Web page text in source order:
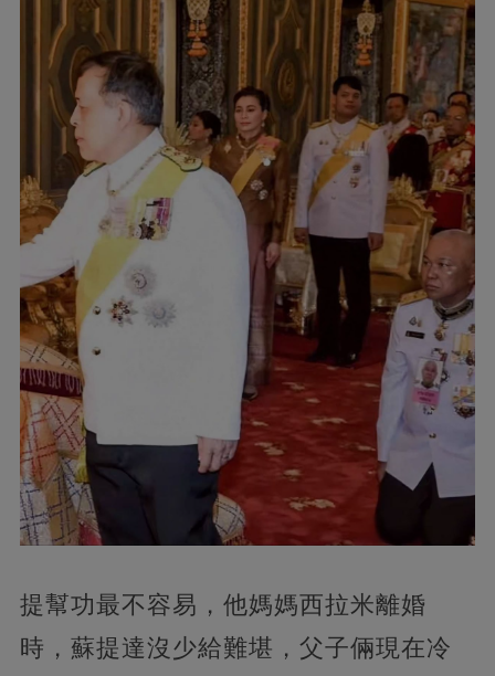
提幫功最不容易，他媽媽西拉米離婚
時，蘇提達沒少給難堪，父子倆現在冷